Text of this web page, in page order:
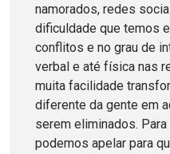
namorados, redes
dificuldade que temos
conflitos e no grau de
verbal e até física nas
muita facilidade
diferente da gente em
serem eliminados.
podemos apelar para